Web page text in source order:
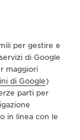
per gestire e
di Google
maggiori
di Google)
parti per
in linea con le